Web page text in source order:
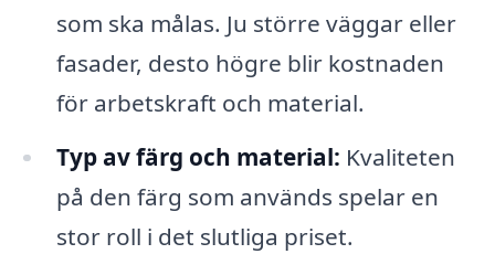
som ska målas. Ju större väggar eller
fasader, desto högre blir kostnaden
för arbetskraft och material.
Typ av färg och material: Kvaliteten
på den färg som används spelar en
stor roll i det slutliga priset.